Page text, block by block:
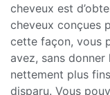
cheveux est
cheveux conçues
cette façon, vous
avez, sans donner
nettement plus
disparu. Vous